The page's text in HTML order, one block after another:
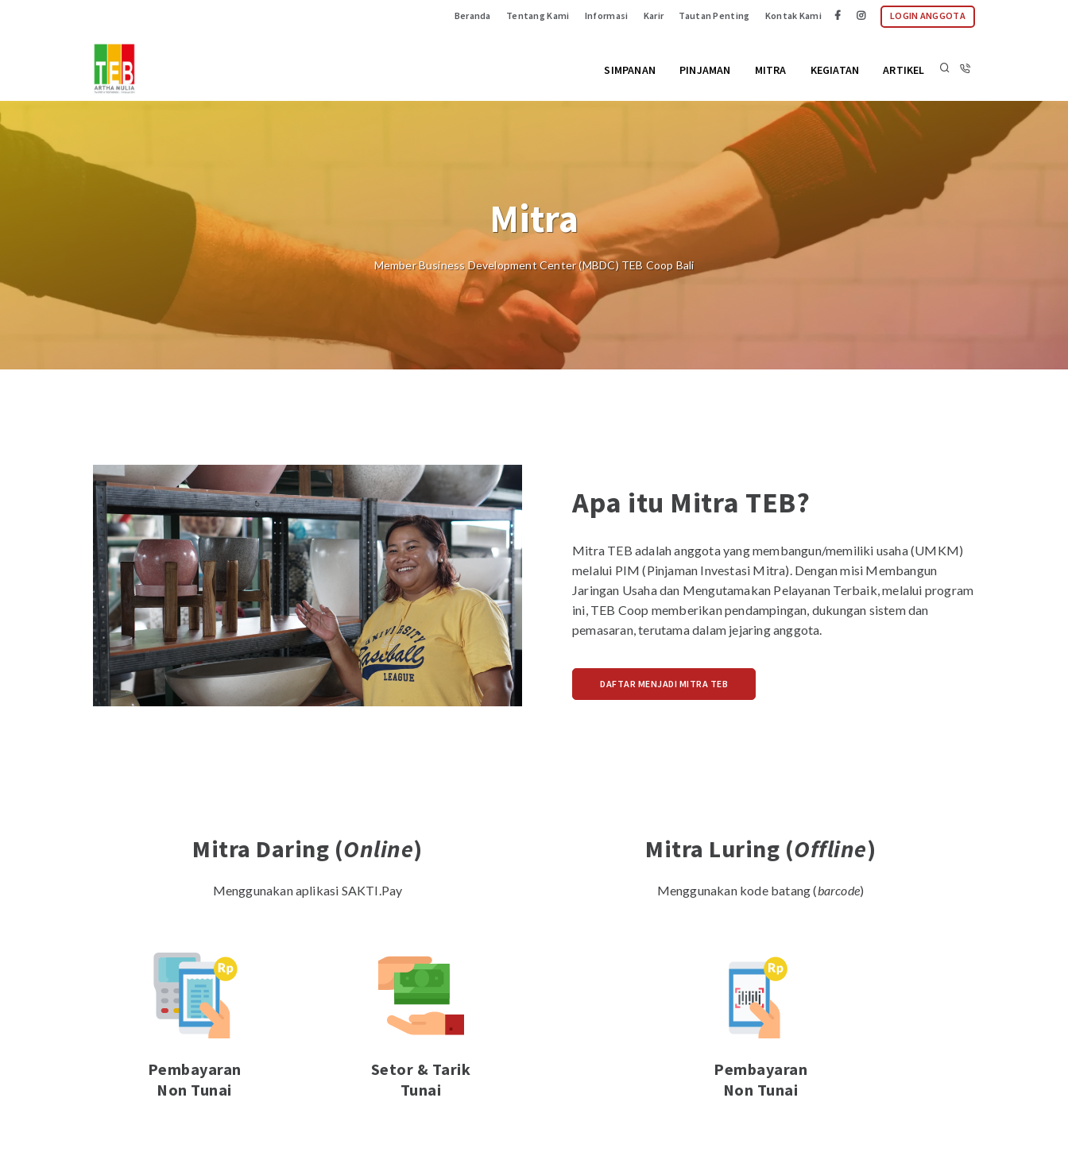
LOGIN ANGGOTA
Beranda Tentang Kami Informasi Karir Tautan Penting Kontak Kami
SIMPANAN PINJAMAN MITRA KEGIATAN ARTIKEL
Mitra
Member Business Development Center (MBDC) TEB Coop Bali
Apa itu Mitra TEB?
Mitra TEB adalah anggota yang membangun/memiliki usaha (UMKM)
melalui PIM (Pinjaman Investasi Mitra). Dengan misi Membangun
Jaringan Usaha dan Mengutamakan Pelayanan Terbaik, melalui program
ini, TEB Coop memberikan pendampingan, dukungan sistem dan
pemasaran, terutama dalam jejaring anggota.
DAFTAR MENJADI MITRA TEB
Mitra Daring (Online)
Menggunakan aplikasi SAKTI.Pay
Pembayaran
Non Tunai
Setor & Tarik
Tunai
Mitra Luring (Offline)
Menggunakan kode batang (barcode)
Pembayaran
Non Tunai